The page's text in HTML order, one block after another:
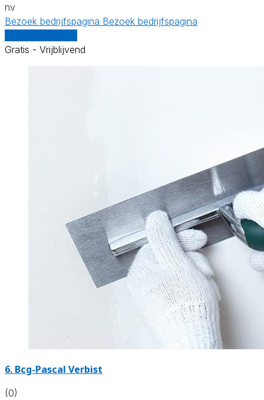
nv
Bezoek bedrijfspagina Bezoek bedrijfspagina
Gratis - Vrijblijvend
6. Bcg-Pascal Verbist
(0)